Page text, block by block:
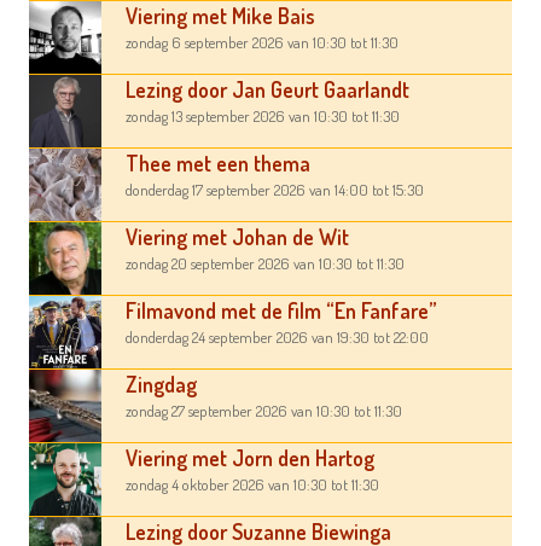
Viering met Mike Bais
zondag 6 september 2026 van 10:30 tot 11:30
Lezing door Jan Geurt Gaarlandt
zondag 13 september 2026 van 10:30 tot 11:30
Thee met een thema
donderdag 17 september 2026 van 14:00 tot 15:30
Viering met Johan de Wit
zondag 20 september 2026 van 10:30 tot 11:30
Filmavond met de film “En Fanfare”
donderdag 24 september 2026 van 19:30 tot 22:00
Zingdag
zondag 27 september 2026 van 10:30 tot 11:30
Viering met Jorn den Hartog
zondag 4 oktober 2026 van 10:30 tot 11:30
Lezing door Suzanne Biewinga